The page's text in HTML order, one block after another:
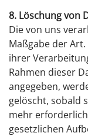
8. Löschung von
Die von uns
Maßgabe der
ihrer
Rahmen dieser
angegeben,
gelöscht, sobald
mehr
gesetzlichen